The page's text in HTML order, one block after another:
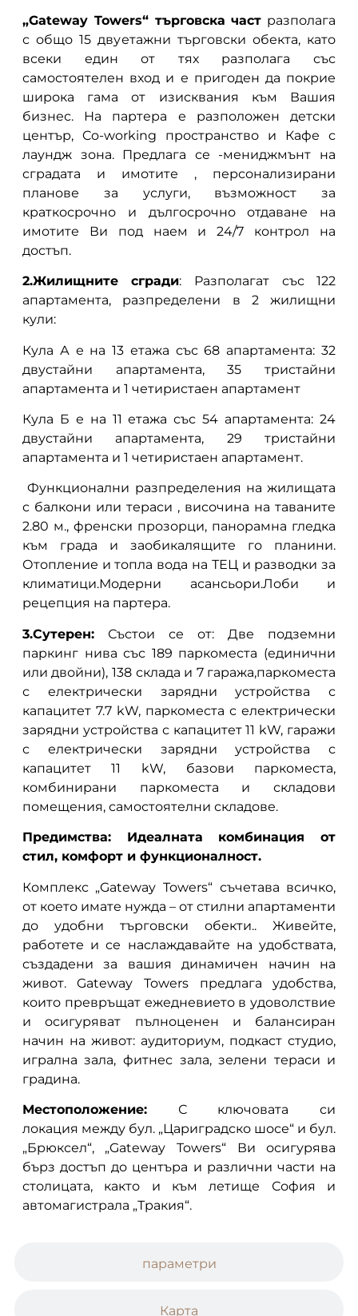
параметри
Карта
„Gateway Towers“ търговска част разполага
с общо 15 двуетажни търговски обекта, като
всеки един от тях разполага със
самостоятелен вход и е пригоден да покрие
широка гама от изисквания към Вашия
бизнес. На партера е разположен детски
център, Co-working пространство и Кафе с
лаундж зона. Предлага се -мениджмънт на
сградата и имотите , персонализирани
планове за услуги, възможност за
краткосрочно и дългосрочно отдаване на
имотите Ви под наем и 24/7 контрол на
достъп.
2.Жилищните сгради: Разполагат със 122
апартамента, разпределени в 2 жилищни
кули:
Кула А е на 13 етажа със 68 апартамента: 32
двустайни апартамента, 35 тристайни
апартамента и 1 четиристаен апартамент
Кула Б е на 11 етажа със 54 апартамента: 24
двустайни апартамента, 29 тристайни
апартамента и 1 четиристаен апартамент.
Функционални разпределения на жилищата
с балкони или тераси , височина на таваните
2.80 м., френски прозорци, панорамна гледка
към града и заобикалящите го планини.
Отопление и топла вода на ТЕЦ и разводки за
климатици.Модерни асансьори.Лоби и
рецепция на партера.
3.Сутерен:Състои се от: Две подземни
паркинг нива със 189 паркоместа (единични
или двойни), 138 склада и 7 гаража,паркоместа
с електрически зарядни устройства с
капацитет 7.7 kW, паркоместа с електрически
зарядни устройства с капацитет 11 kW, гаражи
с електрически зарядни устройства с
капацитет 11 kW, базови паркоместа,
комбинирани паркоместа и складови
помещения, самостоятелни складове.
Предимства: Идеалната комбинация от
стил, комфорт и функционалност.
Комплекс „Gateway Towers“ съчетава всичко,
от което имате нужда – от стилни апартаменти
до удобни търговски обекти.. Живейте,
работете и се наслаждавайте на удобствата,
създадени за вашия динамичен начин на
живот. Gateway Towers предлага удобства,
които превръщат ежедневието в удоволствие
и осигуряват пълноценен и балансиран
начин на живот: аудиториум, подкаст студио,
игрална зала, фитнес зала, зелени тераси и
градина.
Местоположение:С ключовата си
локация между бул. „Цариградско шосе“ и бул.
„Брюксел“, „Gateway Towers“ Ви осигурява
бърз достъп до центъра и различни части на
столицата, както и към летище София и
автомагистрала „Тракия“.